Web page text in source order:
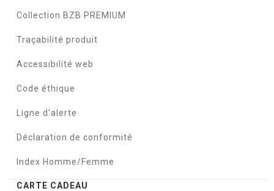
Collection BZB PREMIUM
Traçabilité produit
Accessibilité web
Code éthique
Ligne d'alerte
Déclaration de conformité
Index Homme/Femme
CARTE CADEAU